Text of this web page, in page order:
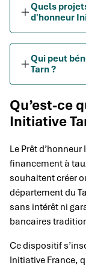
Quels
d'honneur
Qui peut
Tarn ?
Qu’est-ce
Initiative
Le Prêt
financement à
souhaitent créer
département du
sans intérêt ni
bancaires
Ce dispositif
Initiative France,